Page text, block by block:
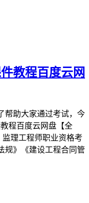
教程百度云网
帮助大家通过考试，今
程百度云网盘【全
理工程师职业资格考
规》《建设工程合同管